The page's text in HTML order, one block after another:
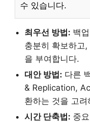
수 있습니다.
최우선 방법: 백
충분히 확보하고
을 부여합니다.
대안 방법: 다른
& Replication,
환하는 것을 고
시간 단축법: 중